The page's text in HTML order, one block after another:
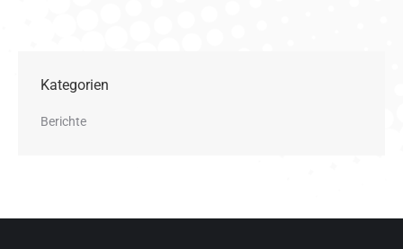
Kategorien
Berichte